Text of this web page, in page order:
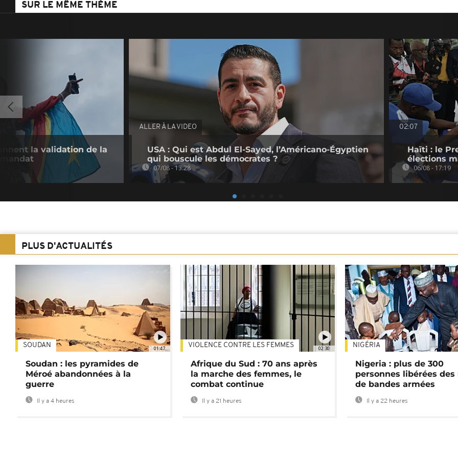
SUR LE MÊME THÈME
la validation de la
ALLER À LA VIDEO
USA : Qui est Abdul El-Sayed, l’Américano-Égyptien
qui bouscule les démocrates ?
07/08 - 13:28
02:07
Haïti : le
élections
06/08 - 17:19
PLUS D'ACTUALITÉS
01:47
SOUDAN
Soudan : les pyramides de
Méroé abandonnées à la
guerre
Il y a 4 heures
02:30
VIOLENCE CONTRE LES FEMMES
Afrique du Sud : 70 ans après
la marche des femmes, le
combat continue
Il y a 21 heures
NIGÉRIA
Nigeria : plus de 300
personnes libérées des
de bandes armées
Il y a 22 heures